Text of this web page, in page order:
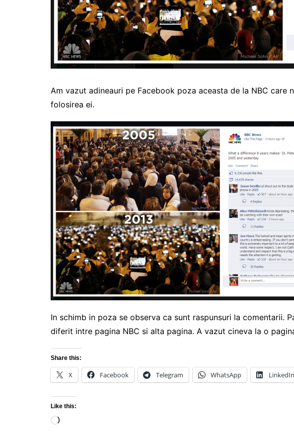
Am vazut adineauri pe Facebook poza aceasta de la NBC care
folosirea ei.
In schimb in poza se observa ca sunt raspunsuri la comentarii.
diferit intre pagina NBC si alta pagina. A vazut cineva la o
Share this:
X Facebook Telegram WhatsApp LinkedIn
Like this:
Loading…